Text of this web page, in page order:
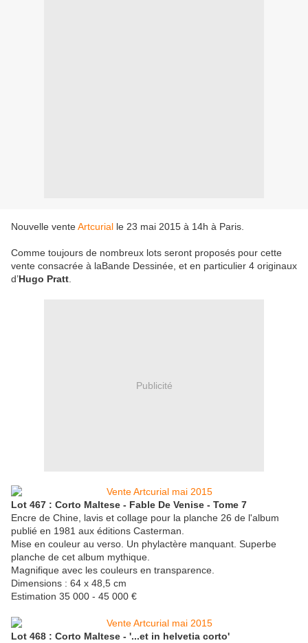
Nouvelle venteArtcurial le 23 mai 2015 à 14h à Paris.
Comme toujours de nombreux lots seront proposés pour cette
vente consacrée à laBande Dessinée, et en particulier 4 originaux
d’Hugo Pratt
Publicité
Lot 467 : Corto Maltese - Fable De Venise - Tome 7
Encre de Chine, lavis et collage pour la planche 26 de l'album
publié en 1981 aux éditions Casterman.
Mise en couleur au verso. Un phylactère manquant. Superbe
planche de cet album mythique.
Magnifique avec les couleurs en transparence.
Dimensions : 64 x 48,5 cm
Estimation 35 000 - 45 000 €
Lot 468 : Corto Maltese - '...et in helvetia corto'